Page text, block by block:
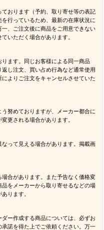
おります（予約、取り寄せ等の表記
行っているため、最新の在庫状況に
、ご注文後に商品をご用意できない
いただく場合があります。
ます。同じお客様による同一商品
し注文、買い占め行為など通常使用
よりご注文をキャンセルさせていた
努めておりますが、メーカー都合に
更される場合があります。
って見える場合があります。掲載画
合があります。また予告なく価格変
をメーカーから取り寄せるなどの場
ります。
ー作成する商品については、必ずお
諾を得た上でご依頼ください。万一